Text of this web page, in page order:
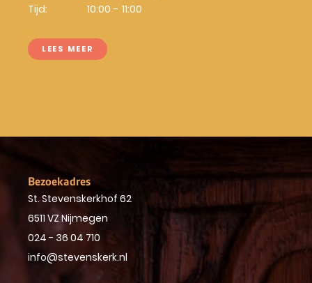
Tijd:
10:00 - 11:00
LEES MEER
Bezoekadres
St. Stevenskerkhof 62
6511 VZ Nijmegen
024 - 36 04 710
info@stevenskerk.nl